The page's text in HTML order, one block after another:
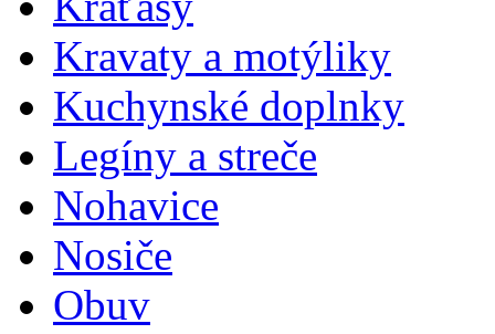
Kravaty a motýliky
Kuchynské doplnky
Legíny a streče
Nohavice
Nosiče
Obuv